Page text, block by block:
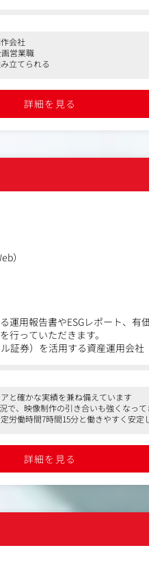
全体を推進していくポジション
プランナー等）との連携
会社
営業職
立てられる
詳細を見る
）
運用報告書やESGレポート、有
行っていただきます。
証券）を活用する資産運用会
ョンをとり、長期的な関係構築
成など行っていただきます。
いて、デザイン案作成など。
、撮影同行、手配など）
築いただき、営業兼ディレクタ
と確かな実績を兼ね備えています
、映像制作の引き合いも強くなって
働時間7時間15分と働きやすく安定
詳細を見る